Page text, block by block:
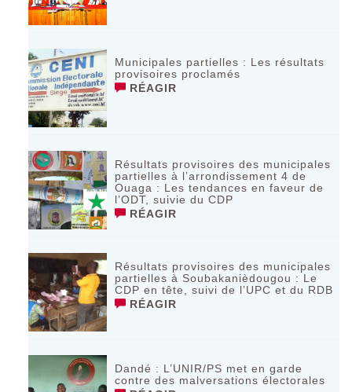
Municipales partielles : Les résultats
provisoires proclamés
RÉAGIR
Résultats provisoires des municipales
partielles à l’arrondissement 4 de
Ouaga : Les tendances en faveur de
l’ODT, suivie du CDP
RÉAGIR
Résultats provisoires des municipales
partielles à Soubakanièdougou : Le
CDP en tête, suivi de l’UPC et du RDB
RÉAGIR
Dandé : L’UNIR/PS met en garde
contre des malversations électorales